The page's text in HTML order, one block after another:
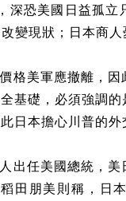
恐美國日益孤立
變現狀；日本商
格美軍應撤離，
基礎，必須強調的
日本擔心川普的
出任美國總統，
田朋美則稱，日